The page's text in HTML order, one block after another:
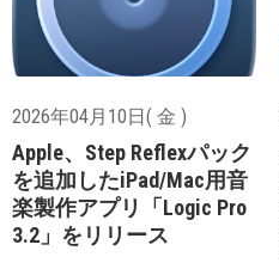
2026年04月10日( 金 )
Apple、Step Reflexパック
を追加したiPad/Mac用音
楽製作アプリ「Logic Pro
3.2」をリリース